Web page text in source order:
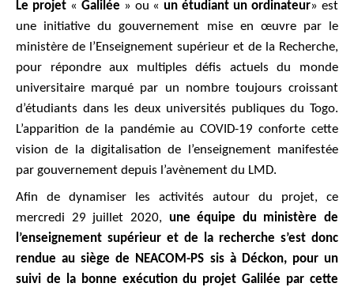
Le projet« Galilée » ou «un étudiant un ordinateur» est
une initiative du gouvernement mise en œuvre par le
ministère de l’Enseignement supérieur et de la Recherche,
pour répondre aux multiples défis actuels du monde
universitaire marqué par un nombre toujours croissant
d’étudiants dans les deux universités publiques du Togo.
L’apparition de la pandémie au COVID-19 conforte cette
vision de la digitalisation de l’enseignement manifestée
par gouvernement depuis l’avènement du LMD.
Afin de dynamiser les activités autour du projet, ce
mercredi 29 juillet 2020, une équipe du ministère de
l’enseignement supérieur et de la recherche s’est donc
rendue au siège de NEACOM-PS sis à Déckon, pour un
suivi de la bonne exécution du projet Galilée par cette